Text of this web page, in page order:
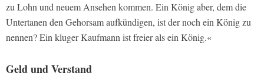
zu Lohn und neuem Ansehen kommen. Ein König aber, dem die
Untertanen den Gehorsam aufkündigen, ist der noch ein König zu
nennen? Ein kluger Kaufmann ist freier als ein König.«
Geld und Verstand